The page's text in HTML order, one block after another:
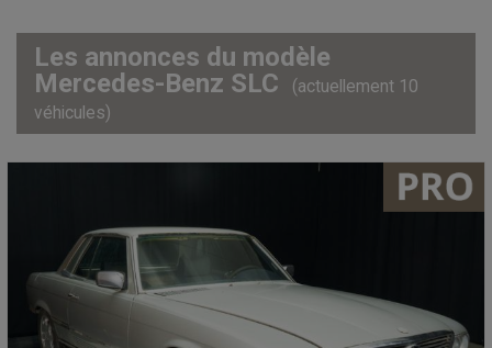
Les annonces du modèle
Mercedes-Benz SLC
(actuellement 10
véhicules)